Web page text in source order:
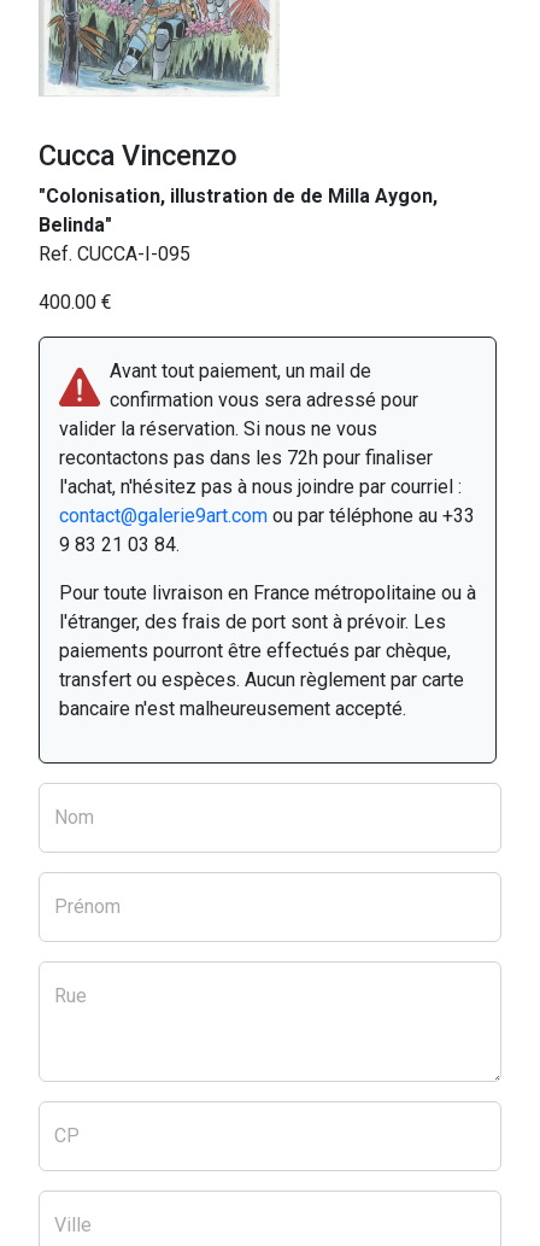
Cucca Vincenzo
"Colonisation, illustration de de Milla Aygon,
Belinda"
Ref. CUCCA-I-095
400.00 €
Avant tout paiement, un mail de
confirmation vous sera adressé pour
valider la réservation. Si nous ne vous
recontactons pas dans les 72h pour finaliser
l'achat, n'hésitez pas à nous joindre par courriel :
contact@galerie9art.com ou par téléphone au +33
9 83 21 03 84.
Pour toute livraison en France métropolitaine ou à
l'étranger, des frais de port sont à prévoir. Les
paiements pourront être effectués par chèque,
transfert ou espèces. Aucun règlement par carte
bancaire n'est malheureusement accepté.
Nom
Prénom
Rue
CP
Ville